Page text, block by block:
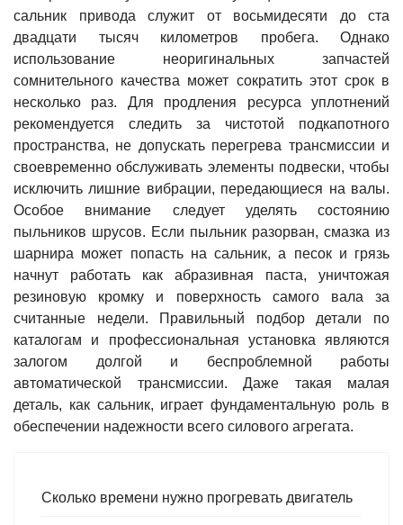
сальник привода служит от восьмидесяти до ста
двадцати тысяч километров пробега. Однако
использование неоригинальных запчастей
сомнительного качества может сократить этот срок в
несколько раз. Для продления ресурса уплотнений
рекомендуется следить за чистотой подкапотного
пространства, не допускать перегрева трансмиссии и
своевременно обслуживать элементы подвески, чтобы
исключить лишние вибрации, передающиеся на валы.
Особое внимание следует уделять состоянию
пыльников шрусов. Если пыльник разорван, смазка из
шарнира может попасть на сальник, а песок и грязь
начнут работать как абразивная паста, уничтожая
резиновую кромку и поверхность самого вала за
считанные недели. Правильный подбор детали по
каталогам и профессиональная установка являются
залогом долгой и беспроблемной работы
автоматической трансмиссии. Даже такая малая
деталь, как сальник, играет фундаментальную роль в
обеспечении надежности всего силового агрегата.
Сколько времени нужно прогревать двигатель